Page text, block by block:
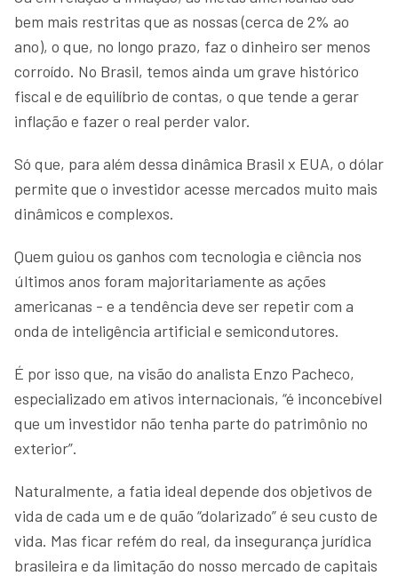
bem mais restritas que as nossas (cerca de 2% ao
ano), o que, no longo prazo, faz o dinheiro ser menos
corroído. No Brasil, temos ainda um grave histórico
fiscal e de equilíbrio de contas, o que tende a gerar
inflação e fazer o real perder valor.
Só que, para além dessa dinâmica Brasil x EUA, o dólar
permite que o investidor acesse mercados muito mais
dinâmicos e complexos.
Quem guiou os ganhos com tecnologia e ciência nos
últimos anos foram majoritariamente as ações
americanas - e a tendência deve ser repetir com a
onda de inteligência artificial e semicondutores.
É por isso que, na visão do analista Enzo Pacheco,
especializado em ativos internacionais, “é inconcebível
que um investidor não tenha parte do patrimônio no
exterior”.
Naturalmente, a fatia ideal depende dos objetivos de
vida de cada um e de quão “dolarizado” é seu custo de
vida. Mas ficar refém do real, da insegurança jurídica
brasileira e da limitação do nosso mercado de capitais